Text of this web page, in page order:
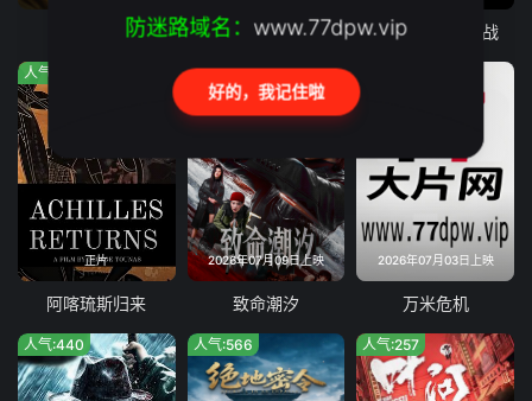
长安伏妖 怒杀 美国队长3：内战
正片
人气:634
阿喀琉斯归来
2026年07月09日上映
人气:618
致命潮汐
2026年07月03日上映
万米危机
人气:440 人气:566 人气:257
防迷路域名： www.77dpw.vip
好的，我记住啦